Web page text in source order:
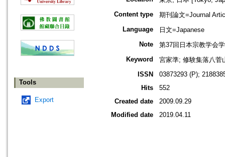
Tools
Export
Content type
期刊論文=Journal
Language
日文=Japanese
Note
第37回日本宗教学会
Keyword
宮家準; 修験集落八菅
ISSN
03873293 (P);
Hits
552
Created date
2009.09.29
Modified date
2019.04.11